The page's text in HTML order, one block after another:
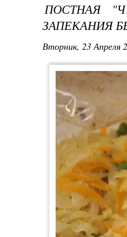
ПОСТНАЯ
ЗАПЕКАНИЯ
Вторник, 23 Апреля